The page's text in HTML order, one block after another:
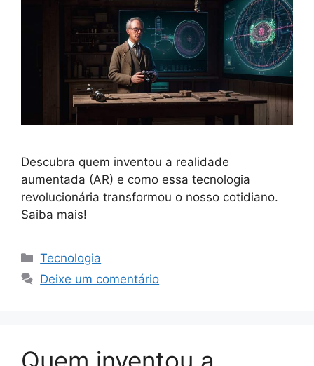
Descubra quem inventou a realidade
aumentada (AR) e como essa tecnologia
revolucionária transformou o nosso cotidiano.
Saiba mais!
Categorias
Tecnologia
Deixe um comentário